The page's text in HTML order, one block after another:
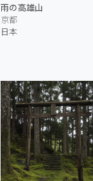
雨の高雄山
京都
日本